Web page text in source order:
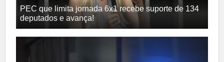
PEC que limita jornada 6x1 recebe suporte de 134
deputados e avança!